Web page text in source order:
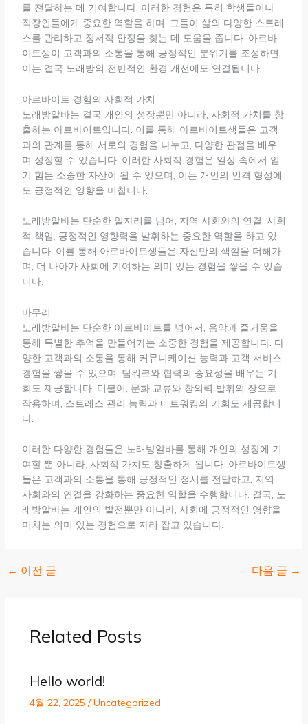
를 전달하는 데 기여합니다. 이러한 경험은 특히 학생들이나
직장인들에게 중요한 역할을 하며, 그들이 삶의 다양한 스트레
스를 관리하고 정서적 안정을 찾는 데 도움을 줍니다. 아르바
이트생이 고객과의 소통을 통해 긍정적인 분위기를 조성하면,
이는 결국 노래방의 전반적인 환경 개선에도 연결됩니다.
아르바이트 경험의 사회적 가치
노래방알바는 결국 개인의 성장뿐만 아니라, 사회적 가치를 창
출하는 아르바이트입니다. 이를 통해 아르바이트생들은 고객
과의 관계를 통해 서로의 경험을 나누고, 다양한 관점을 배우
며 성장할 수 있습니다. 이러한 사회적 경험은 일상 속에서 얻
기 힘든 소중한 자산이 될 수 있으며, 이는 개인의 인격 형성에
도 긍정적인 영향을 미칩니다.
노래방알바는 단순한 일자리를 넘어, 지역 사회와의 연결, 사회
적 책임, 긍정적인 영향력을 발휘하는 중요한 역할을 하고 있
습니다. 이를 통해 아르바이트생들은 자신만의 색깔을 더해가
며, 더 나아가 사회에 기여하는 의미 있는 경험을 쌓을 수 있습
니다.
마무리
노래방알바는 단순한 아르바이트를 넘어서, 음악과 즐거움을
통해 특별한 추억을 만들어가는 소중한 경험을 제공합니다. 다
양한 고객과의 소통을 통해 커뮤니케이션 능력과 고객 서비스
경험을 쌓을 수 있으며, 팀워크와 협력의 중요성을 배우는 기
회도 제공합니다. 더불어, 문화 교류와 창의력 발휘의 장으로
작용하며, 스트레스 관리 능력과 네트워킹의 기회도 제공합니
다.
이러한 다양한 경험들은 노래방알바를 통해 개인의 성장에 기
여할 뿐 아니라, 사회적 가치도 창출하게 됩니다. 아르바이트생
들은 고객과의 소통을 통해 긍정적인 정서를 전달하고, 지역
사회와의 연결을 강화하는 중요한 역할을 수행합니다. 결국, 노
래방알바는 개인의 발전뿐만 아니라, 사회에 긍정적인 영향을
미치는 의미 있는 경험으로 자리 잡고 있습니다.
← 이전 글 다음 글 →
Related Posts
Hello world!
4월 22, 2025 /Uncategorized